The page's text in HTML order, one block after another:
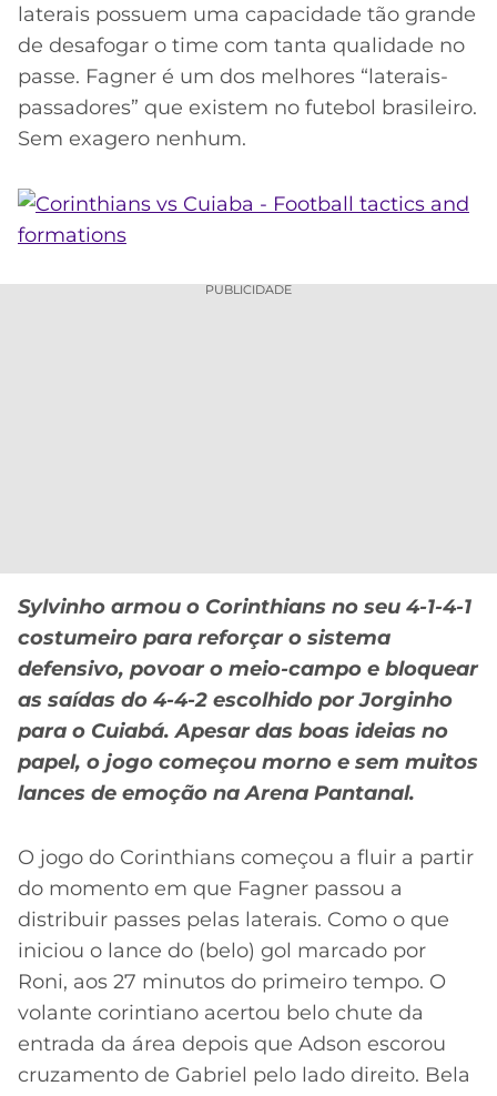
laterais possuem uma capacidade tão grande
de desafogar o time com tanta qualidade no
passe. Fagner é um dos melhores “laterais-
passadores” que existem no futebol brasileiro.
Sem exagero nenhum.
PUBLICIDADE
Sylvinho armou o Corinthians no seu 4-1-4-1
costumeiro para reforçar o sistema
defensivo, povoar o meio-campo e bloquear
as saídas do 4-4-2 escolhido por Jorginho
para o Cuiabá. Apesar das boas ideias no
papel, o jogo começou morno e sem muitos
lances de emoção na Arena Pantanal.
O jogo do Corinthians começou a fluir a partir
do momento em que Fagner passou a
distribuir passes pelas laterais. Como o que
iniciou o lance do (belo) gol marcado por
Roni, aos 27 minutos do primeiro tempo. O
volante corintiano acertou belo chute da
entrada da área depois que Adson escorou
cruzamento de Gabriel pelo lado direito. Bela